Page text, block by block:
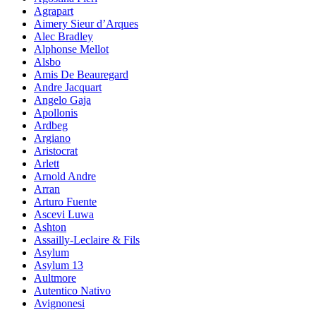
Agrapart
Aimery Sieur d’Arques
Alec Bradley
Alphonse Mellot
Alsbo
Amis De Beauregard
Andre Jacquart
Angelo Gaja
Apollonis
Ardbeg
Argiano
Aristocrat
Arlett
Arnold Andre
Arran
Arturo Fuente
Ascevi Luwa
Ashton
Assailly-Leclaire & Fils
Asylum
Asylum 13
Aultmore
Autentico Nativo
Avignonesi